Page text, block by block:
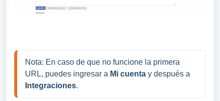
Nota: En caso de que no funcione la primera
URL, puedes ingresar a Mi cuenta
Integraciones.